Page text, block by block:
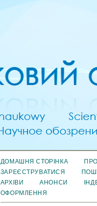
ДОМАШНЯ СТОРІНКА
ЗАРЕЄСТРУВАТИСЯ
АРХІВИ
АНОНСИ
ОФОРМЛЕННЯ